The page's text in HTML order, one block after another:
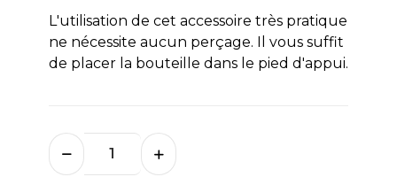
L'utilisation de cet accessoire très pratique
ne nécessite aucun perçage. Il vous suffit
de placer la bouteille dans le pied d'appui.